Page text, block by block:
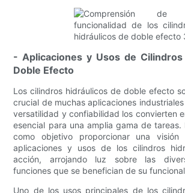
- Aplicaciones y Usos de
Doble Efecto
Los cilindros hidráulicos de doble efecto
crucial de muchas aplicaciones
versatilidad y confiabilidad los convierten
esencial para una amplia gama de tareas.
como objetivo proporcionar una
aplicaciones y usos de los cilindros
acción, arrojando luz sobre las
funciones que se benefician de su
Uno de los usos principales de los